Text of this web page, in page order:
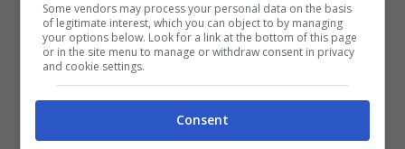
quanto riguarda gliabbonamenti
stagionaliche di solito arrivano
dall’estero.
Tuttavia il settore che sembra essere in
Some vendors may process your personal data on the basis
of legitimate interest, which you can object to by managing
your options below. Look for a link at the bottom of this page
or in the site menu to manage or withdraw consent in privacy
and cookie settings.
Consent